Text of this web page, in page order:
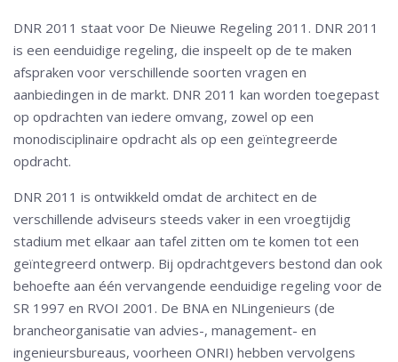
DNR 2011 staat voor De Nieuwe Regeling 2011. DNR 2011
is een eenduidige regeling, die inspeelt op de te maken
afspraken voor verschillende soorten vragen en
aanbiedingen in de markt. DNR 2011 kan worden toegepast
op opdrachten van iedere omvang, zowel op een
monodisciplinaire opdracht als op een geïntegreerde
opdracht.
DNR 2011 is ontwikkeld omdat de architect en de
verschillende adviseurs steeds vaker in een vroegtijdig
stadium met elkaar aan tafel zitten om te komen tot een
geïntegreerd ontwerp. Bij opdrachtgevers bestond dan ook
behoefte aan één vervangende eenduidige regeling voor de
SR 1997 en RVOI 2001. De BNA en NLingenieurs (de
brancheorganisatie van advies-, management- en
ingenieursbureaus, voorheen ONRI) hebben vervolgens